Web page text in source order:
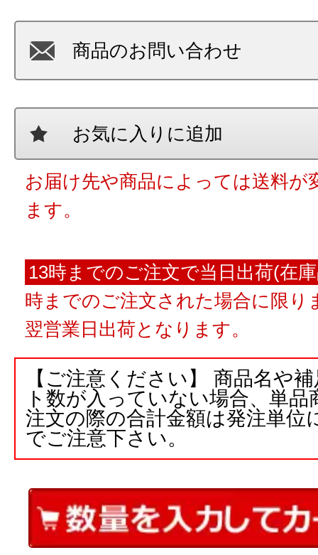
商品のお問い合わせ
お気に入りに追加
お届け先や商品によっては送料が
ます。
13時までのご注文で当日出荷(在
時までのご注文された場合に限り
翌営業日出荷となります。
【ご注意ください】 商品名や
ト数が入っていない場合、単
注文の際の合計金額は発注単位
でご注意下さい。